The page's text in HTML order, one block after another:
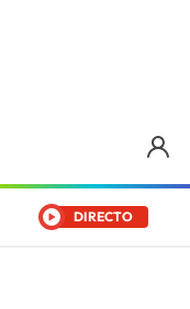
DIRECTO